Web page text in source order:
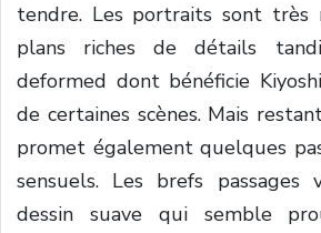
tendre. Les portraits sont très
plans riches de détails
deformed dont bénéficie
de certaines scènes. Mais
promet également quelques
sensuels. Les brefs passages
dessin suave qui semble